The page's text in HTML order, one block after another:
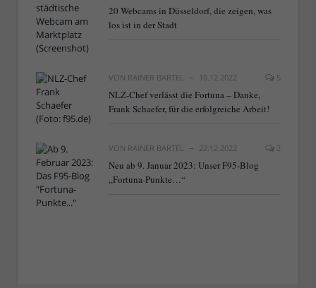
20 Webcams in Düsseldorf, die zeigen, was
los ist in der Stadt
VON RAINER BARTEL 10.12.2022 5
NLZ-Chef verlässt die Fortuna – Danke,
Frank Schaefer, für die erfolgreiche Arbeit!
VON RAINER BARTEL 22.12.2022 2
Neu ab 9. Januar 2023: Unser F95-Blog
„Fortuna-Punkte…“